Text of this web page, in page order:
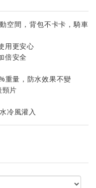
空間，背包不卡卡，騎車
用更安心
倍安全
重量，防水效果不變
頸片
冷風灌入